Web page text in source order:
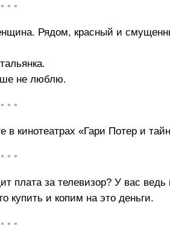
• • •
Рядом, красный и
не люблю.
• • •
в кинотеатрах «Гари Потер и
• • •
за телевизор? У вас ведь
купить и копим на это деньги.
• • •